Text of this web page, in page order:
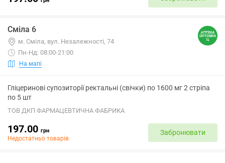
Сміла 6
м. Сміла, вул. Незалежності, 74
Пн-Нд: 08:00-21:00
На мапі
Гліцеринові супозиторії ректальні (свічки) по 1600 мг 2 стріпа
по 5 шт
ТОВ ДКП ФАРМАЦЕВТИЧНА ФАБРИКА
197.00 грн
Недостатньо товарів
Забронювати